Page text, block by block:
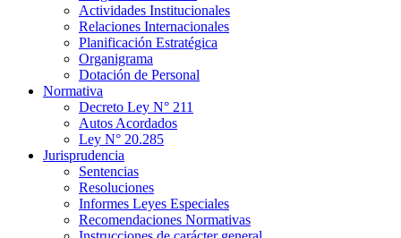
Actividades Institucionales
Relaciones Internacionales
Planificación Estratégica
Organigrama
Dotación de Personal
Normativa
Decreto Ley N° 211
Autos Acordados
Ley N° 20.285
Jurisprudencia
Sentencias
Resoluciones
Informes Leyes Especiales
Recomendaciones Normativas